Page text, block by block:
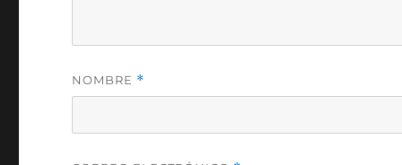
NOMBRE *